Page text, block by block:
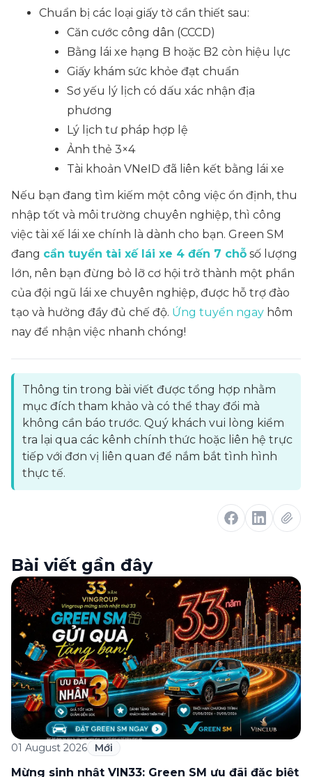
Chuẩn bị các loại giấy tờ cần thiết sau:
Căn cước công dân (CCCD)
Bằng lái xe hạng B hoặc B2 còn hiệu lực
Giấy khám sức khỏe đạt chuẩn
Sơ yếu lý lịch có dấu xác nhận địa
phương
Lý lịch tư pháp hợp lệ
Ảnh thẻ 3×4
Tài khoản VNeID đã liên kết bằng lái xe
Nếu bạn đang tìm kiếm một công việc ổn định, thu
nhập tốt và môi trường chuyên nghiệp, thì công
việc tài xế lái xe chính là dành cho bạn. Green SM
đang cần tuyển tài xế lái xe 4 đến 7 chỗ số lượng
lớn, nên bạn đừng bỏ lỡ cơ hội trở thành một phần
của đội ngũ lái xe chuyên nghiệp, được hỗ trợ đào
tạo và hưởng đầy đủ chế độ. Ứng tuyển ngay hôm
nay để nhận việc nhanh chóng!
Thông tin trong bài viết được tổng hợp nhằm
mục đích tham khảo và có thể thay đổi mà
không cần báo trước. Quý khách vui lòng kiểm
tra lại qua các kênh chính thức hoặc liên hệ trực
tiếp với đơn vị liên quan để nắm bắt tình hình
thực tế.
Bài viết gần đây
01 August 2026 Mới
Mừng sinh nhật VIN33: Green SM ưu đãi đặc biệt